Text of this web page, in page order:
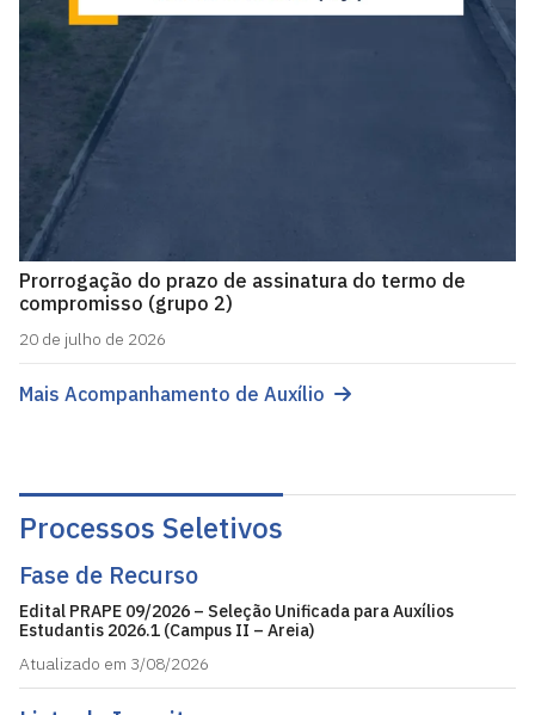
Prorrogação do prazo de assinatura do termo de
compromisso (grupo 2)
20 de julho de 2026
Mais Acompanhamento de Auxílio
Processos Seletivos
Fase de Recurso
Edital PRAPE 09/2026 – Seleção Unificada para Auxílios
Estudantis 2026.1 (Campus II – Areia)
Atualizado em 3/08/2026